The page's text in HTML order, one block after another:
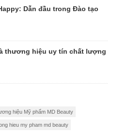
Dẫn đầu trong Đào tạo
thương hiệu uy tín chất lượng
hiệu Mỹ phẩm MD Beauty
hieu my pham md beauty